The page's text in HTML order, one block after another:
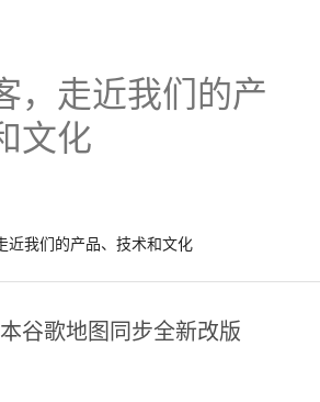
，走近我们的产
文化
近我们的产品、技术和文化
谷歌地图同步全新改版